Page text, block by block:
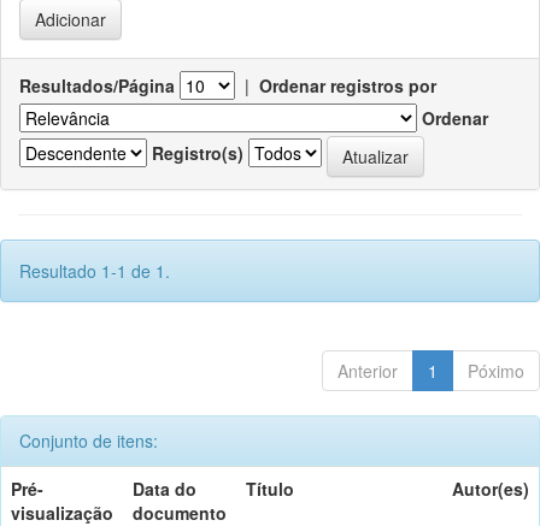
Resultados/Página | Ordenar registros por
Ordenar
Registro(s)
Resultado 1-1 de 1.
Anterior 1 Póximo
Conjunto de itens:
Pré-
visualização
Data do
documento
Título Autor(es)